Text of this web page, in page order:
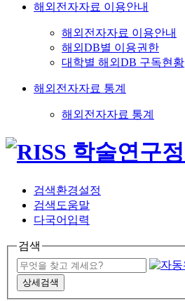
해외전자자료 이용안내
해외전자자료 이용안내
해외DB별 이용권한
대학별 해외DB 구독현황
해외전자자료 통계
해외전자자료 통계
검색환경설정
검색도움말
다국어입력
검색
상세검색